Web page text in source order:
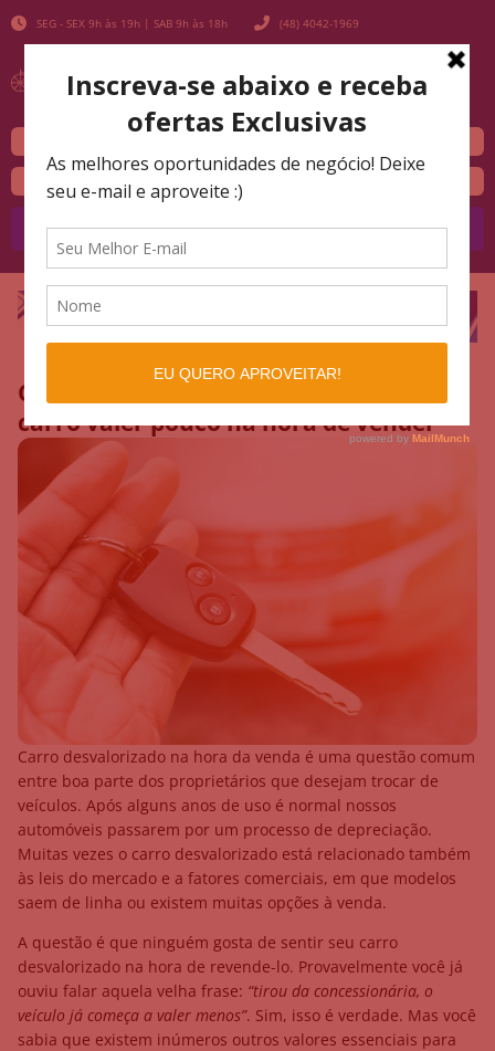
SEG - SEX 9h às 19h | SAB 9h às 18h (48) 4042-1969
Buscar
Carro desvalorizado: o que faz o seu
carro valer pouco na hora de vender
Carro desvalorizado na hora da venda é uma questão comum
entre boa parte dos proprietários que desejam trocar de
veículos. Após alguns anos de uso é normal nossos
automóveis passarem por um processo de depreciação.
Muitas vezes o carro desvalorizado está relacionado também
às leis do mercado e a fatores comerciais, em que modelos
saem de linha ou existem muitas opções à venda.
A questão é que ninguém gosta de sentir seu carro
desvalorizado na hora de revende-lo. Provavelmente você já
ouviu falar aquela velha frase: “tirou da concessionária, o
veículo já começa a valer menos”. Sim, isso é verdade. Mas você
sabia que existem inúmeros outros valores essenciais para